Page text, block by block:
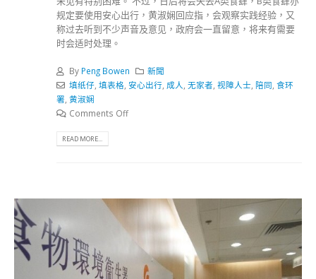
规定要使用安心出行，黄淑娴回应指，会观察实践经验，又
称过去听到不少声音及意见，政府会一直留意，将来有需要
时会适时处理。
By Peng Bowen
新聞
填纸仔, 填表格, 安心出行, 成人 无家者 视障人士 陪同 食环
署 黄淑娴
Comments Off
READ MORE...